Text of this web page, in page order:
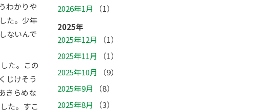
わかりや
た。少年
ないんで
た。この
じけそう
きらめな
た。すこ
2026年1月
（1）
2025年
2025年12月
（1）
2025年11月
（1）
2025年10月
（9）
2025年9月
（8）
2025年8月
（3）